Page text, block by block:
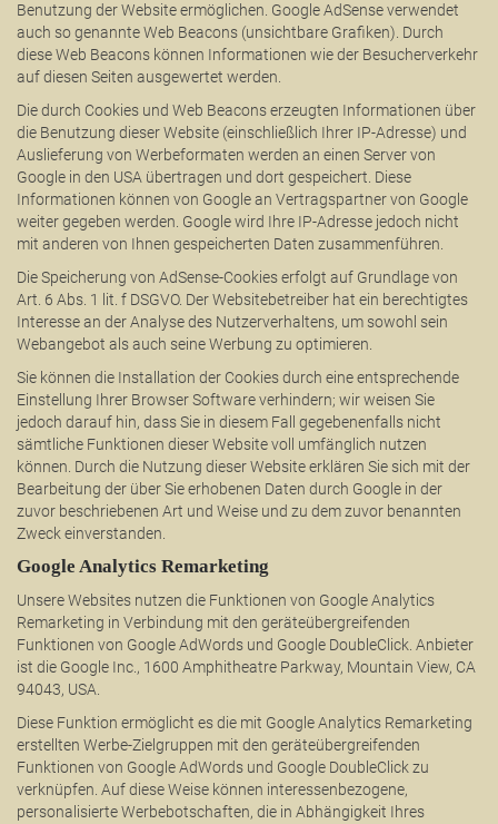
Benutzung der Website ermöglichen. Google AdSense verwendet
auch so genannte Web Beacons (unsichtbare Grafiken). Durch
diese Web Beacons können Informationen wie der Besucherverkehr
auf diesen Seiten ausgewertet werden.
Die durch Cookies und Web Beacons erzeugten Informationen über
die Benutzung dieser Website (einschließlich Ihrer IP-Adresse) und
Auslieferung von Werbeformaten werden an einen Server von
Google in den USA übertragen und dort gespeichert. Diese
Informationen können von Google an Vertragspartner von Google
weiter gegeben werden. Google wird Ihre IP-Adresse jedoch nicht
mit anderen von Ihnen gespeicherten Daten zusammenführen.
Die Speicherung von AdSense-Cookies erfolgt auf Grundlage von
Art. 6 Abs. 1 lit. f DSGVO. Der Websitebetreiber hat ein berechtigtes
Interesse an der Analyse des Nutzerverhaltens, um sowohl sein
Webangebot als auch seine Werbung zu optimieren.
Sie können die Installation der Cookies durch eine entsprechende
Einstellung Ihrer Browser Software verhindern; wir weisen Sie
jedoch darauf hin, dass Sie in diesem Fall gegebenenfalls nicht
sämtliche Funktionen dieser Website voll umfänglich nutzen
können. Durch die Nutzung dieser Website erklären Sie sich mit der
Bearbeitung der über Sie erhobenen Daten durch Google in der
zuvor beschriebenen Art und Weise und zu dem zuvor benannten
Zweck einverstanden.
Google Analytics Remarketing
Unsere Websites nutzen die Funktionen von Google Analytics
Remarketing in Verbindung mit den geräteübergreifenden
Funktionen von Google AdWords und Google DoubleClick. Anbieter
ist die Google Inc., 1600 Amphitheatre Parkway, Mountain View, CA
94043, USA.
Diese Funktion ermöglicht es die mit Google Analytics Remarketing
erstellten Werbe-Zielgruppen mit den geräteübergreifenden
Funktionen von Google AdWords und Google DoubleClick zu
verknüpfen. Auf diese Weise können interessenbezogene,
personalisierte Werbebotschaften, die in Abhängigkeit Ihres